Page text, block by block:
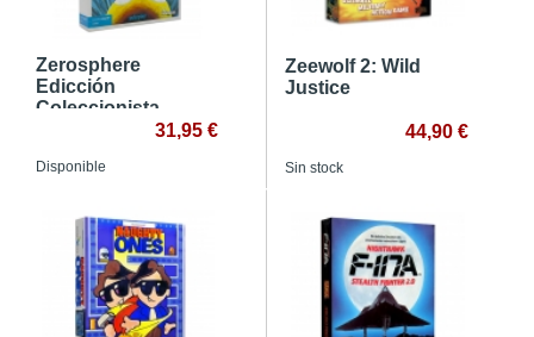
Zerosphere
Edicción
Coleccionista
31,95 €
Disponible
Zeewolf 2: Wild
Justice
44,90 €
Sin stock